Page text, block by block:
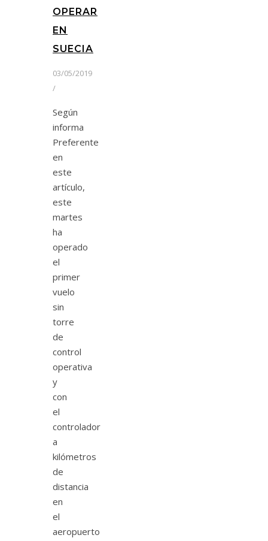
OPERAR
EN
SUECIA
03/05/2019
/
Según
informa
Preferente
en
este
artículo,
este
martes
ha
operado
el
primer
vuelo
sin
torre
de
control
operativa
y
con
el
controlador
a
kilómetros
de
distancia
en
el
aeropuerto